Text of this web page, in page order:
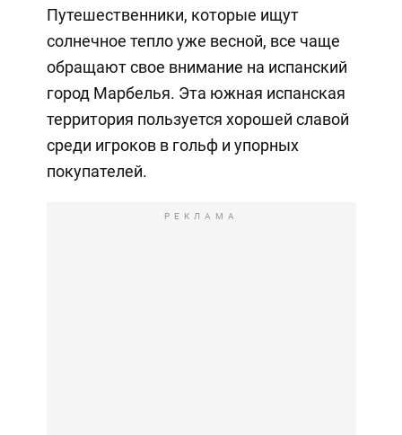
Путешественники, которые ищут
солнечное тепло уже весной, все чаще
обращают свое внимание на испанский
город Марбелья. Эта южная испанская
территория пользуется хорошей славой
среди игроков в гольф и упорных
покупателей.
РЕКЛАМА